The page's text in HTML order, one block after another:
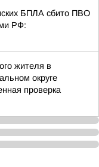
БПЛА сбито ПВО
РФ:
жителя в
округе
проверка